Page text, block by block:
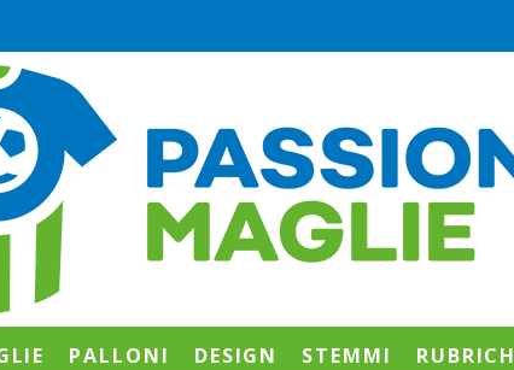
PALLONI DESIGN STEMMI